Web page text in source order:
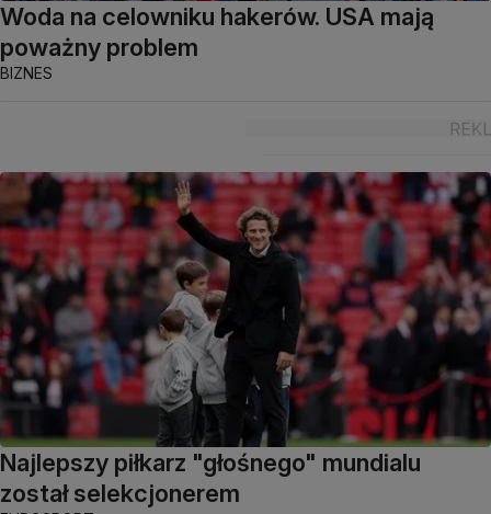
Woda na celowniku hakerów. USA mają
poważny problem
BIZNES
Najlepszy piłkarz "głośnego" mundialu
został selekcjonerem